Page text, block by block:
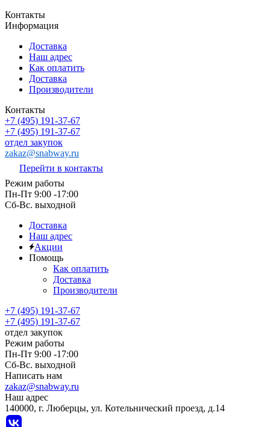
Контакты
Информация
Доставка
Наш адрес
Как оплатить
Доставка
Производители
Контакты
+7 (495) 191-37-67
+7 (495) 191-37-67
отдел закупок
zakaz@snabway.ru
Перейти в контакты
Режим работы
Пн-Пт 9:00 -17:00
Сб-Вс. выходной
Доставка
Наш адрес
Акции
Помощь
Как оплатить
Доставка
Производители
+7 (495) 191-37-67
+7 (495) 191-37-67
отдел закупок
Режим работы
Пн-Пт 9:00 -17:00
Сб-Вс. выходной
Написать нам
zakaz@snabway.ru
Наш адрес
140000, г. Люберцы, ул. Котельнический проезд, д.14